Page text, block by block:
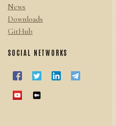
News
Downloads
GitHub
SOCIAL NETWORKS